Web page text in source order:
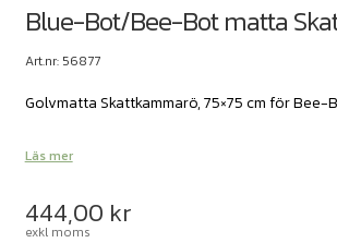
Blue-Bot/Bee-Bot matta
Art.nr: 56877
Golvmatta Skattkammarö, 75×75 cm för
Läs mer
444,00 kr
exkl moms